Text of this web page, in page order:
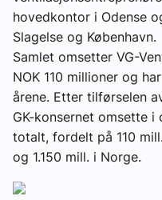
eBlad
hovedkontor i Odense
Slagelse og København.
Samlet omsetter VG-
NOK 110 millioner og
årene. Etter tilførselen
GK-konsernet omsette i
totalt, fordelt på 110
og 1.150 mill. i Norge.